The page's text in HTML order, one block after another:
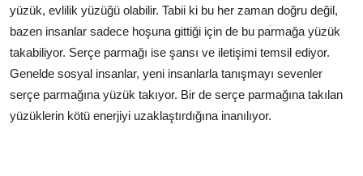
yüzük, evlilik yüzüğü olabilir. Tabii ki bu her zaman doğru değil,
bazen insanlar sadece hoşuna gittiği için de bu parmağa yüzük
takabiliyor. Serçe parmağı ise şansı ve iletişimi temsil ediyor.
Genelde sosyal insanlar, yeni insanlarla tanışmayı sevenler
serçe parmağına yüzük takıyor. Bir de serçe parmağına takılan
yüzüklerin kötü enerjiyi uzaklaştırdığına inanılıyor.